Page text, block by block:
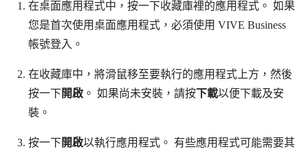
在桌面應用程式中，按一下收藏庫裡的應用程式。 如果
您是首次使用桌面應用程式，必須使用 VIVE Business
帳號登入。
在收藏庫中，將滑鼠移至要執行的應用程式上方，然後
按一下開啟。 如果尚未安裝，請按下載以便下載及安
裝。
按一下開啟以執行應用程式。 有些應用程式可能需要其